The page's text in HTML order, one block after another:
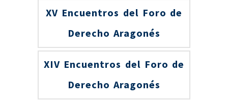
XV Encuentros del Foro de
Derecho Aragonés
XIV Encuentros del Foro de
Derecho Aragonés